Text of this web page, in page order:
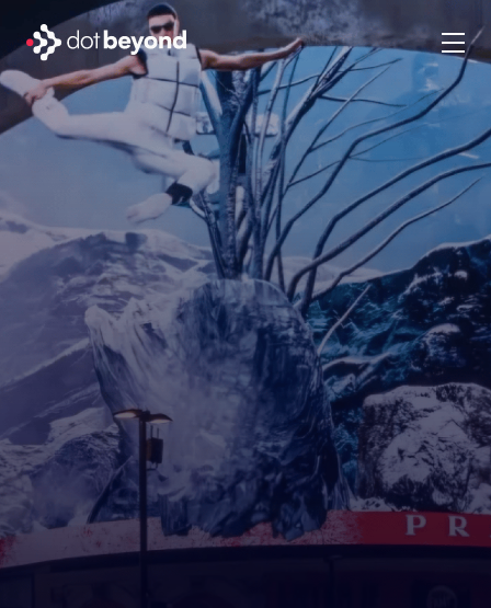
chi siamo
what we do
portfolio
dot labs
lavora con noi
it